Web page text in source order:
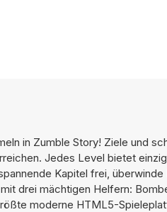
in Zumble Story! Ziele und
Jedes Level bietet
Kapitel frei,
drei mächtigen Helfern:
moderne HTML5-